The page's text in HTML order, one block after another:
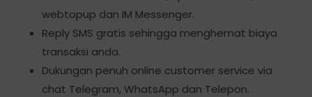
webtopup dan IM Messenger.
Reply SMS gratis sehingga menghemat biaya
transaksi anda.
Dukungan penuh online customer service via
chat Telegram, WhatsApp dan Telepon.